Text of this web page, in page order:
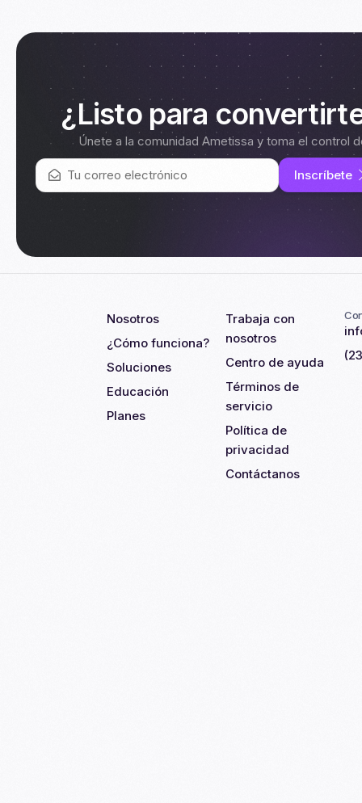
¿Listo para
Únete a la comunidad Ametissa y toma el control
Inscríbete
Nosotros
¿Cómo funciona?
Soluciones
Educación
Planes
Trabaja con
nosotros
Centro de ayuda
Términos de
servicio
Política de
privacidad
Contáctanos